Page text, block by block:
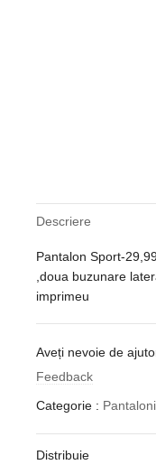
Descriere
Pantalon Sport-
,doua buzunare
imprimeu
Aveți nevoie de
Feedback
Categorie :
Distribuie